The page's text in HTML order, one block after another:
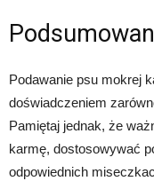
Podawanie psu mokrej
doświadczeniem
Pamiętaj jednak, że
karmę, dostosowywać
odpowiednich